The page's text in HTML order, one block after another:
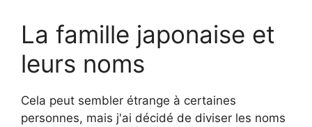
La famille japonaise et
leurs noms
Cela peut sembler étrange à certaines
personnes, mais j'ai décidé de diviser les noms